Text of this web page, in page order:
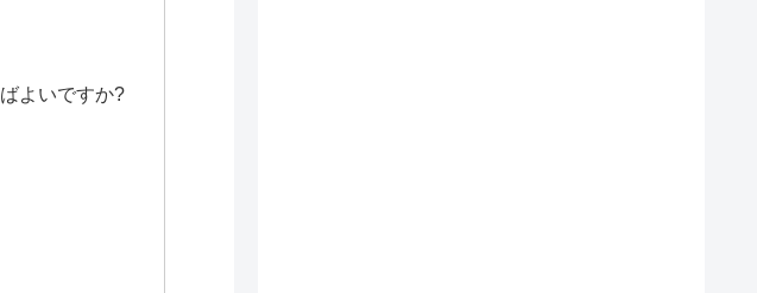
よいですか?